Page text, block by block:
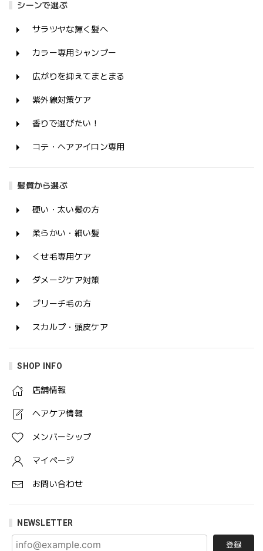
シーンで選ぶ
サラツヤな輝く髪へ
カラー専用シャンプー
広がりを抑えてまとまる
紫外線対策ケア
香りで選びたい！
コテ・ヘアアイロン専用
髪質から選ぶ
硬い・太い髪の方
柔らかい・細い髪
くせ毛専用ケア
ダメージケア対策
ブリーチ毛の方
スカルプ・頭皮ケア
SHOP INFO
店舗情報
ヘアケア情報
メンバーシップ
マイページ
お問い合わせ
NEWSLETTER
登録